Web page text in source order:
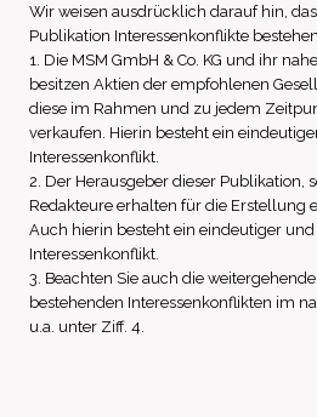
Wir weisen ausdrücklich darauf hin,
Publikation Interessenkonflikte
1. Die MSM GmbH & Co. KG und ihr
besitzen Aktien der empfohlenen
diese im Rahmen und zu jedem
verkaufen. Hierin besteht ein
Interessenkonflikt.
2. Der Herausgeber dieser Publikation,
Redakteure erhalten für die Erstellung
Auch hierin besteht ein eindeutiger
Interessenkonflikt.
3. Beachten Sie auch die
bestehenden Interessenkonflikten im
u.a. unter Ziff. 4.